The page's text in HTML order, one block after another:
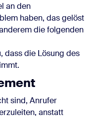
an den
haben, das gelöst
die folgenden
dass die Lösung des
sind, Anrufer
anstatt